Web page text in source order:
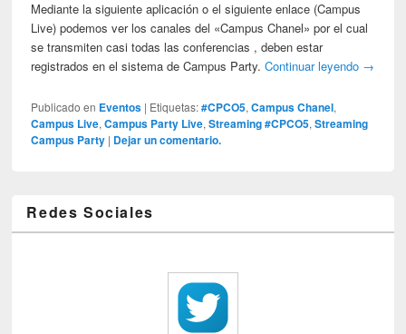
Mediante la siguiente aplicación o el siguiente enlace (Campus
Live) podemos ver los canales del «Campus Chanel» por el cual
se transmiten casi todas las conferencias , deben estar
registrados en el sistema de Campus Party.Continuar leyendo →
Publicado en Eventos | Etiquetas: #CPCO5,Campus Chanel,
Campus Live,Campus Party Live,Streaming #CPCO5,Streaming
Campus Party | Dejar un comentario.
Redes Sociales